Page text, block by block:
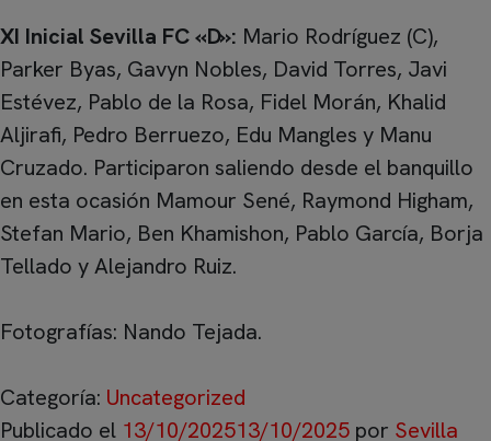
XI Inicial Sevilla FC «D»: Mario Rodríguez (C),
Parker Byas, Gavyn Nobles, David Torres, Javi
Estévez, Pablo de la Rosa, Fidel Morán, Khalid
Aljirafi, Pedro Berruezo, Edu Mangles y Manu
Cruzado. Participaron saliendo desde el banquillo
en esta ocasión Mamour Sené, Raymond Higham,
Stefan Mario, Ben Khamishon, Pablo García, Borja
Tellado y Alejandro Ruiz.
Fotografías: Nando Tejada.
Categoría: Uncategorized
Publicado el 13/10/202513/10/2025 por Sevilla